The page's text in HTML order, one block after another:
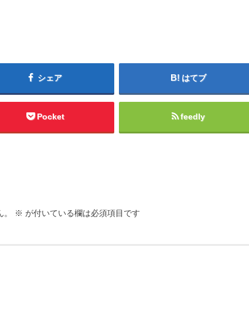
シェア はてブ
Pocket feedly
※ が付いている欄は必須項目です